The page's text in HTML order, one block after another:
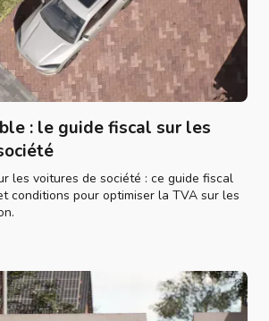
: le guide fiscal sur les
les voitures de société : ce guide fiscal
conditions pour optimiser la TVA sur les